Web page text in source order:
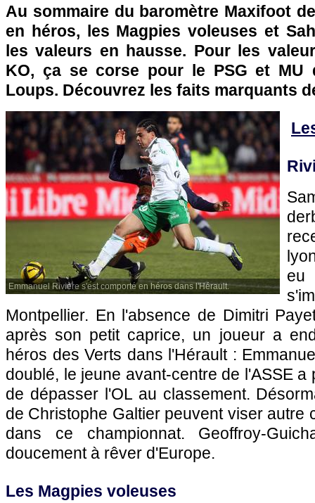
Au sommaire du baromètre Maxifoot
en héros, les Magpies voleuses et
les valeurs en hausse. Pour les
KO, ça se corse pour le PSG et MU
Loups. Découvrez les faits marquants
Emmanuel Rivière s'est comporté en héros dans l'Hérault.
eu
Montpellier. En l'absence de Dimitri
après son petit caprice, un joueur a
héros des Verts dans l'Hérault :
doublé, le jeune avant-centre de l'ASSE a
de dépasser l'OLau classement.
de Christophe Galtier peuvent viser autre
dans ce championnat. Geoffroy-
doucement à rêver d'Europe.
Les Magpies voleuses